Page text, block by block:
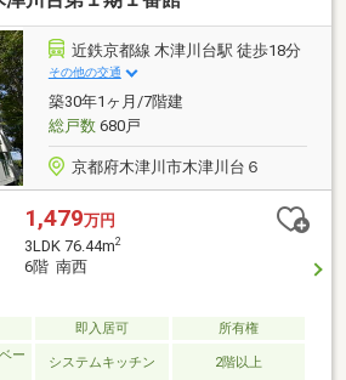
１０分◆◇弊社が選ばれる理由◆◇１．
のプロ、ファイナンシャルプランナーが
ート！２．買い替えなどにも対応でき
ムあり！３．たくさんの銀行と繋がり
も低金利になるように審査が可能！
近鉄京都線 木津川台駅 徒歩18分
その他の交通
築30年1ヶ月/7階建
総戸数680戸
京都府木津川市木津川台６
1,479万円
3LDK 76.44m2
6階 南西
即入居可
所有権
ー
システムキッチン 2階以上